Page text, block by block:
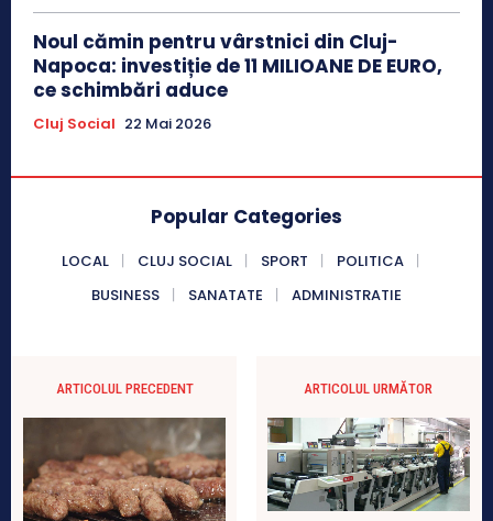
Noul cămin pentru vârstnici din Cluj-
Napoca: investiție de 11 MILIOANE DE EURO,
ce schimbări aduce
Cluj Social 22 Mai 2026
Popular Categories
LOCAL CLUJ SOCIAL SPORT
POLITICA
BUSINESS
SANATATE ADMINISTRATIE
ARTICOLUL PRECEDENT ARTICOLUL URMĂTOR